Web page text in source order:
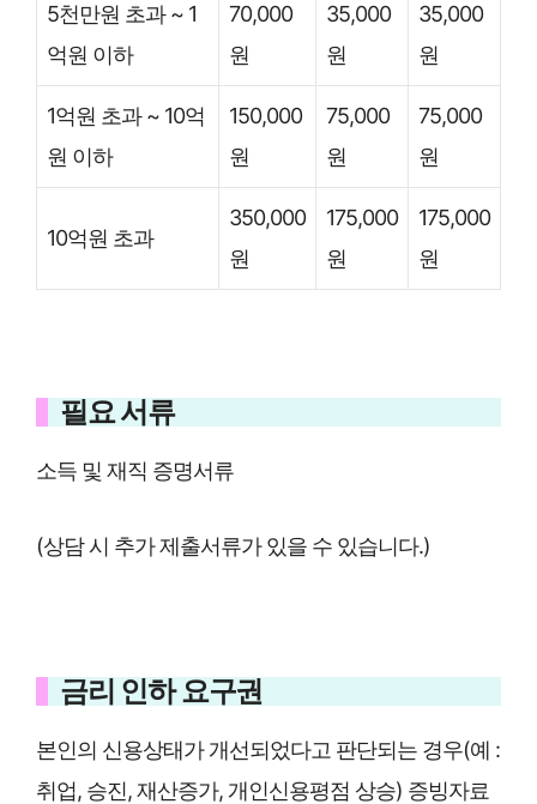
5천만원 초과 ~ 1
억원 이하
70,000
원
35,000
원
35,000
원
1억원 초과 ~ 10억
원 이하
150,000
원
75,000
원
75,000
원
10억원 초과
350,000
원
175,000
원
175,000
원
필요 서류
소득 및 재직 증명서류
(상담 시 추가 제출서류가 있을 수 있습니다.)
금리 인하 요구권
본인의 신용상태가 개선되었다고 판단되는 경우(예 :
취업, 승진, 재산증가, 개인신용평점 상승) 증빙자료